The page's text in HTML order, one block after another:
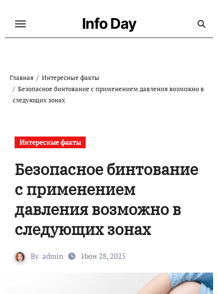
Info Day
Главная
Интересные факты
Безопасное бинтование с применением давления возможно в
следующих зонах
Интересные факты
Безопасное бинтование
с применением
давления возможно в
следующих зонах
By admin Июн 28, 2025